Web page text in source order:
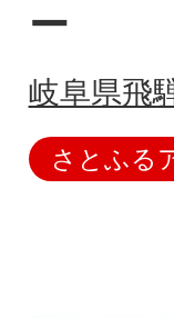
ー
岐阜県飛
さとふる